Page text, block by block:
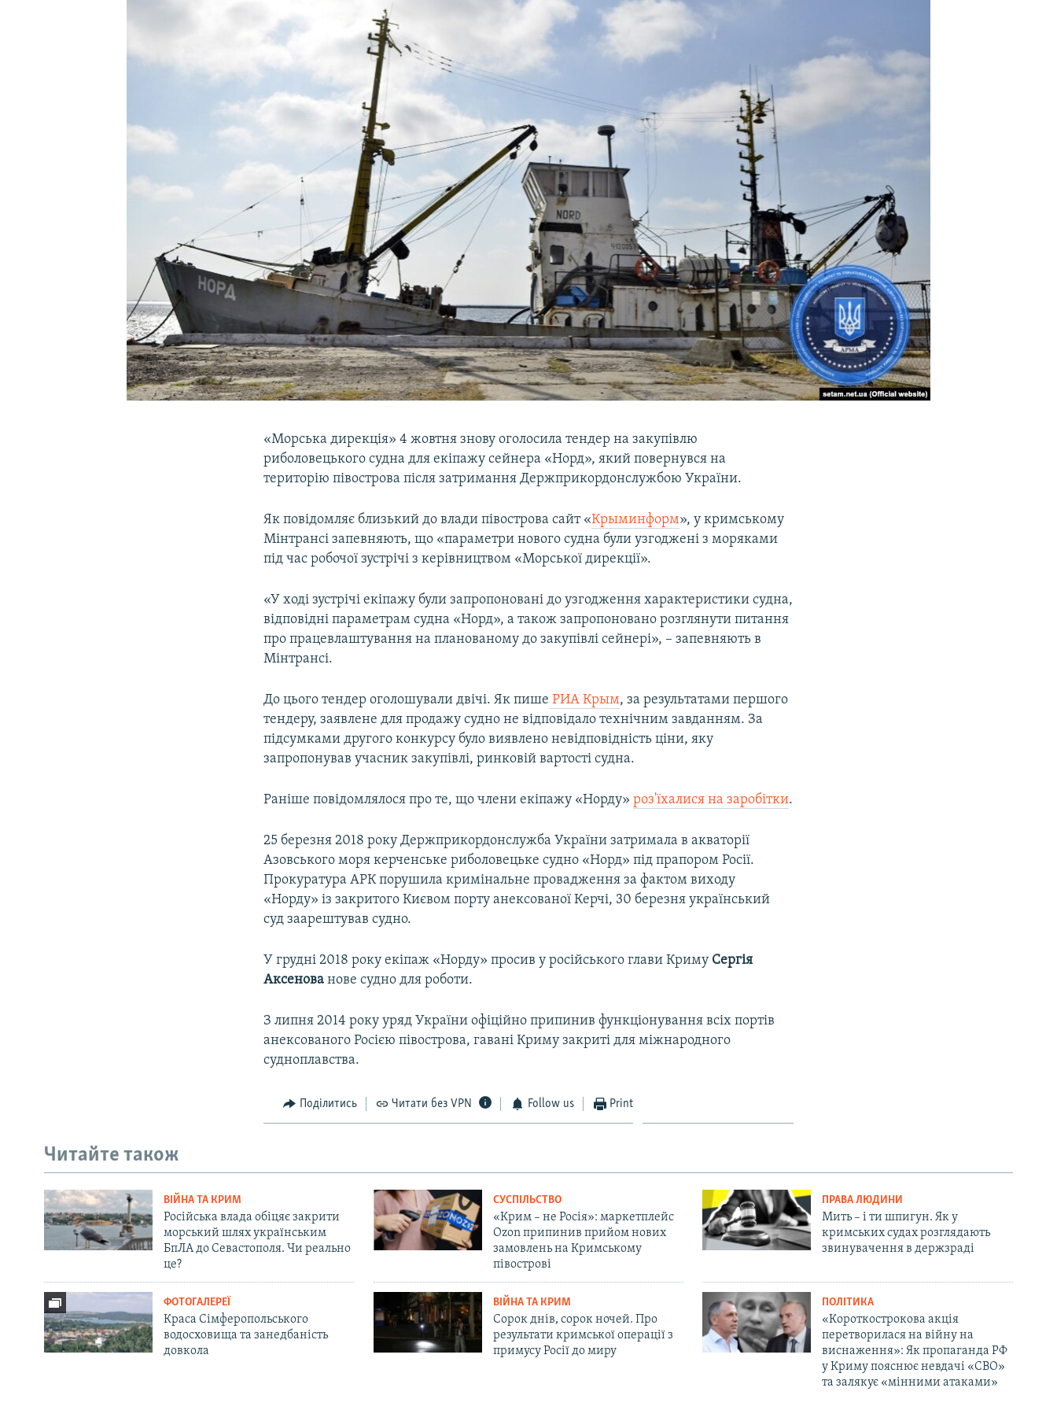
УКРАЇНСЬКА ПРОБЛЕМА КРИМУ
«Морська дирекція» 4 жовтня знову оголосила тендер на закупівлю
риболовецького судна для екіпажу сейнера «Норд», який повернувся на
територію півострова після затримання Держприкордонслужбою України.
Як повідомляє близький до влади півострова сайт «​Крыминформ»​, у кримському
Мінтрансі запевняють, що «параметри нового судна були узгоджені з моряками
під час робочої зустрічі з керівництвом «Морської дирекції».
«У ході зустрічі екіпажу були запропоновані до узгодження характеристики судна,
відповідні параметрам судна «Норд», а також запропоновано розглянути питання
про працевлаштування на планованому до закупівлі сейнері», – запевняють в
Мінтрансі.
До цього тендер оголошували двічі. Як пише РИА Крым, за результатами першого
тендеру, заявлене для продажу судно не відповідало технічним завданням. За
підсумками другого конкурсу було виявлено невідповідність ціни, яку
запропонував учасник закупівлі, ринковій вартості судна.
Раніше повідомлялося про те, що члени екіпажу «Норду»роз'їхалися на заробітки.
25 березня 2018 року Держприкордонслужба України затримала в акваторії
Азовського моря керченське риболовецьке судно «Норд» під прапором Росії.
Прокуратура АРК порушила кримінальне провадження за фактом виходу
«Норду» із закритого Києвом порту анексованої Керчі, 30 березня український
суд заарештував судно.
У грудні 2018 року екіпаж «Норду» просив у російського глави Криму Сергія
Аксенова нове судно для роботи.
З липня 2014 року уряд України офіційно припинив функціонування всіх портів
анексованого Росією півострова, гавані Криму закриті для міжнародного
судноплавства.
Поділитись Читати без VPN Follow us Print
Читайте також
ВІЙНА ТА КРИМ
Російська влада обіцяє закрити
морський шлях українським
БпЛА до Севастополя. Чи реально
це?
СУСПІЛЬСТВО
«Крим – не Росія»: маркетплейс
Ozon припинив прийом нових
замовлень на Кримському
півострові
ПРАВА ЛЮДИНИ
Мить – і ти шпигун. Як у
кримських судах розглядають
звинувачення в держзраді
ФОТОГАЛЕРЕЇ
Краса Сімферопольського
водосховища та занедбаність
довкола
ВІЙНА ТА КРИМ
Сорок днів, сорок ночей. Про
результати кримської операції з
примусу Росії до миру
ПОЛІТИКА
«Короткострокова акція
перетворилася на війну на
виснаження»: Як пропаганда РФ
у Криму пояснює невдачі «СВО»
та залякує «мінними атаками»